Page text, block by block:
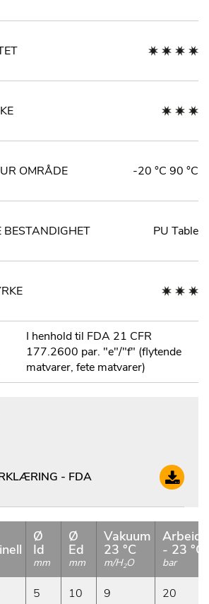
OMRÅDE -20 °C 90 °C
BESTANDIGHET PU Table
I henhold til FDA 21 CFR
177.2600 par. "e"/"f" (flytende
matvarer, fete matvarer)
- FDA
Ø
Id
mm
Ø
Ed
mm
Vakuum
23 °C
m/H2O
- 23 °C
bar
5 10 9 20